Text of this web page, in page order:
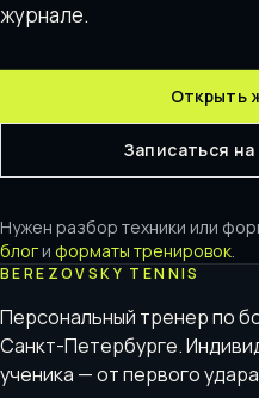
журнале.
Открыть
Записаться
Нужен разбор техники или
блог и форматы тренировок.
BEREZOVSKY TENNIS
Персональный тренер по
Санкт-Петербурге.
ученика — от первого